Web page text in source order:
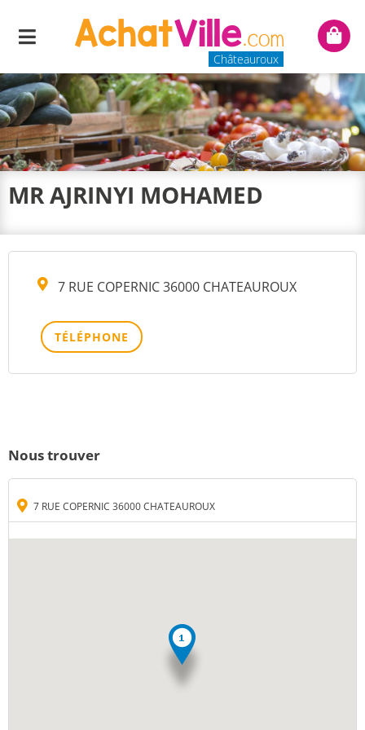
Menu
Châteauroux
Mon
MR AJRINYI MOHAMED
7 RUE COPERNIC 36000 CHATEAUROUX
TÉLÉPHONE
Nous trouver
7 RUE COPERNIC 36000 CHATEAUROUX